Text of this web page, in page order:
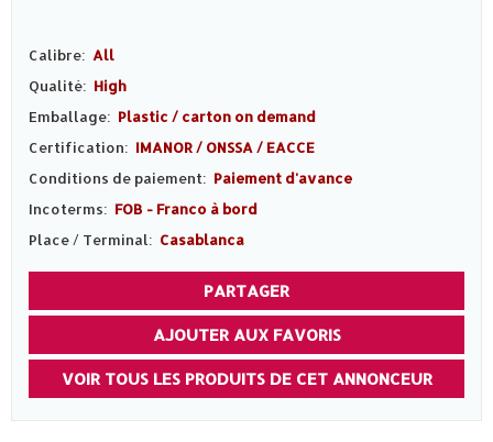
Calibre: All
Qualité: High
Emballage: Plastic / carton on demand
Certification: IMANOR / ONSSA / EACCE
Conditions de paiement: Paiement d'avance
Incoterms: FOB - Franco à bord
Place / Terminal: Casablanca
PARTAGER
AJOUTER AUX FAVORIS
VOIR TOUS LES PRODUITS DE CET ANNONCEUR